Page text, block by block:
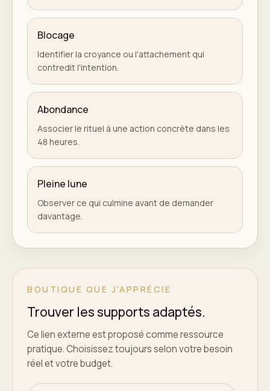
Blocage
Identifier la croyance ou l'attachement qui
contredit l'intention.
Abondance
Associer le rituel à une action concrète dans les
48 heures.
Pleine lune
Observer ce qui culmine avant de demander
davantage.
BOUTIQUE QUE J'APPRÉCIE
Trouver les supports adaptés.
Ce lien externe est proposé comme ressource
pratique. Choisissez toujours selon votre besoin
réel et votre budget.